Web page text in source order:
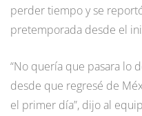
perder tiempo y se
pretemporada desde el
“No quería que pasara lo
desde que regresé de
el primer día”, dijo al